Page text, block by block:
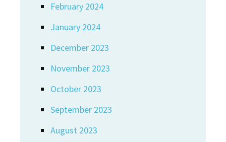
February 2024
January 2024
December 2023
November 2023
October 2023
September 2023
August 2023